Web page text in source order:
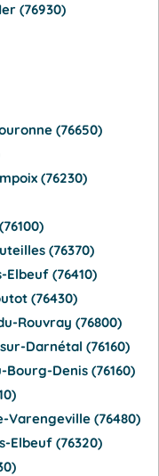
(76930)
(76650)
(76230)
(76370)
(76410)
(76430)
Rouvray (76800)
Darnétal (76160)
Denis (76160)
Varengeville (76480)
Elbeuf (76320)